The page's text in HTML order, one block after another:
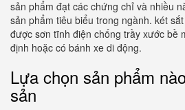
sản phẩm đạt các chứng chỉ và nhiều
sản phẩm tiêu biểu trong ngành. két
được sơn tĩnh điện chống trầy xước bề
định hoặc có bánh xe di động.
Lựa chọn sản phẩm
sản